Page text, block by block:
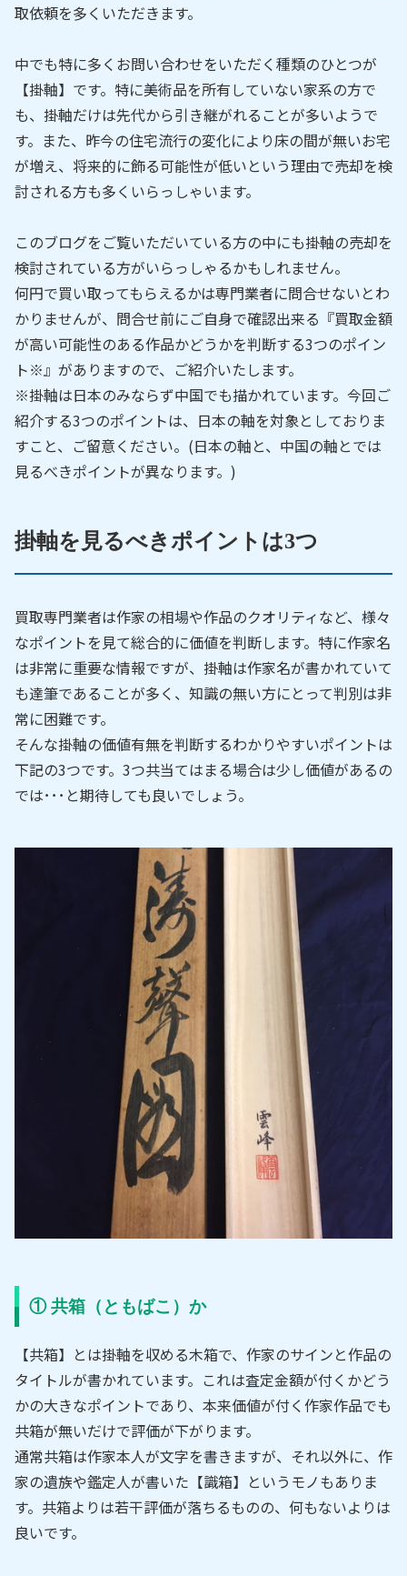
取依頼を多くいただきます。
中でも特に多くお問い合わせをいただく種類のひとつが
【掛軸】です。特に美術品を所有していない家系の方で
も、掛軸だけは先代から引き継がれることが多いようで
す。また、昨今の住宅流行の変化により床の間が無いお宅
が増え、将来的に飾る可能性が低いという理由で売却を検
討される方も多くいらっしゃいます。
このブログをご覧いただいている方の中にも掛軸の売却を
検討されている方がいらっしゃるかもしれません。
何円で買い取ってもらえるかは専門業者に問合せないとわ
かりませんが、問合せ前にご自身で確認出来る『買取金額
が高い可能性のある作品かどうかを判断する3つのポイン
ト※』がありますので、ご紹介いたします。
※掛軸は日本のみならず中国でも描かれています。今回ご
紹介する3つのポイントは、日本の軸を対象としておりま
すこと、ご留意ください。(日本の軸と、中国の軸とでは
見るべきポイントが異なります。)
掛軸を見るべきポイントは3つ
買取専門業者は作家の相場や作品のクオリティなど、様々
なポイントを見て総合的に価値を判断します。特に作家名
は非常に重要な情報ですが、掛軸は作家名が書かれていて
も達筆であることが多く、知識の無い方にとって判別は非
常に困難です。
そんな掛軸の価値有無を判断するわかりやすいポイントは
下記の3つです。3つ共当てはまる場合は少し価値があるの
では･･･と期待しても良いでしょう。
① 共箱（ともばこ）か
【共箱】とは掛軸を収める木箱で、作家のサインと作品の
タイトルが書かれています。これは査定金額が付くかどう
かの大きなポイントであり、本来価値が付く作家作品でも
共箱が無いだけで評価が下がります。
通常共箱は作家本人が文字を書きますが、それ以外に、作
家の遺族や鑑定人が書いた【識箱】というモノもありま
す。共箱よりは若干評価が落ちるものの、何もないよりは
良いです。